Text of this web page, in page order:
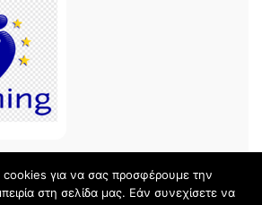
cookies για να σας προσφέρουμε την
στη σελίδα μας. Εάν συνεχίσετε να